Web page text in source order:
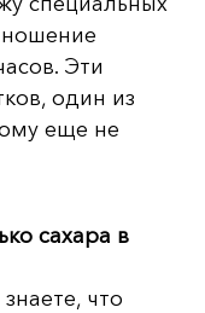
Эти
один из
еще не
сахара в
что